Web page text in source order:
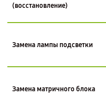
(восстановление)
Замена лампы подсветки
Замена матричного блока